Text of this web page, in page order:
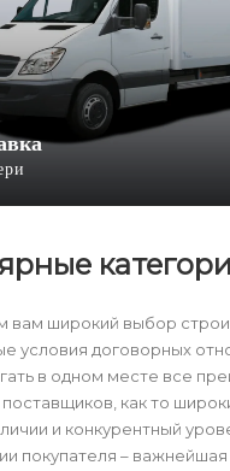
вам широкий выбор
условия договорных
в одном месте все
поставщиков, как то
и конкурентный
покупателя –